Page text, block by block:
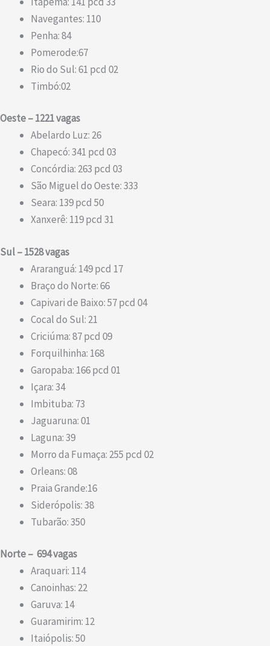
Navegantes: 110
Penha: 84
Pomerode:67
Rio do Sul: 61 pcd 02
Timbó:02
Oeste – 1221 vagas
Abelardo Luz: 26
Chapecó: 341 pcd 03
Concórdia: 263 pcd 03
São Miguel do Oeste: 333
Seara: 139 pcd 50
Xanxerê: 119 pcd 31
Sul – 1528 vagas
Araranguá: 149 pcd 17
Braço do Norte: 66
Capivari de Baixo: 57 pcd 04
Cocal do Sul: 21
Criciúma: 87 pcd 09
Forquilhinha: 168
Garopaba: 166 pcd 01
Içara: 34
Imbituba: 73
Jaguaruna: 01
Laguna: 39
Morro da Fumaça: 255 pcd 02
Orleans: 08
Praia Grande:16
Siderópolis: 38
Tubarão: 350
Norte – 694 vagas
Araquari: 114
Canoinhas: 22
Garuva: 14
Guaramirim: 12
Itaiópolis: 50